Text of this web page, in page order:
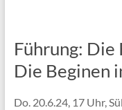
Führung:
Die Beginen
Do. 20.6.24, 17 Uhr,